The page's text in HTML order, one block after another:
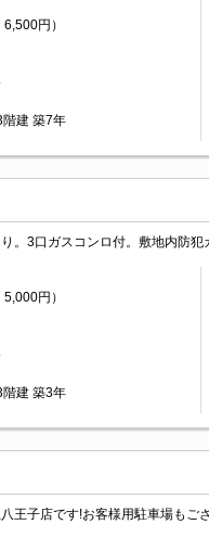
円）
階建 築7年
円）
階建 築3年